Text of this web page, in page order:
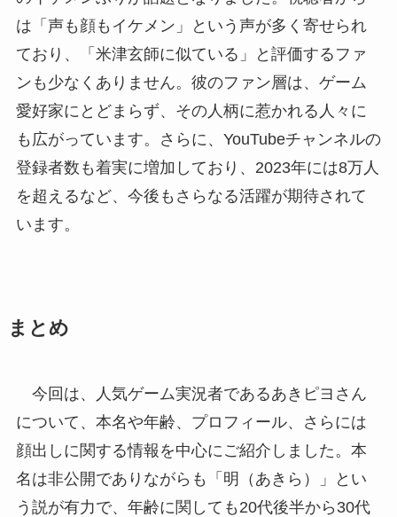
は「声も顔もイケメン」という声が多く寄せられ
ており、「米津玄師に似ている」と評価するファ
ンも少なくありません。彼のファン層は、ゲーム
愛好家にとどまらず、その人柄に惹かれる人々に
も広がっています。さらに、YouTubeチャンネルの
登録者数も着実に増加しており、2023年には8万人
を超えるなど、今後もさらなる活躍が期待されて
います。
まとめ
今回は、人気ゲーム実況者であるあきピヨさん
について、本名や年齢、プロフィール、さらには
顔出しに関する情報を中心にご紹介しました。本
名は非公開でありながらも「明（あきら）」とい
う説が有力で、年齢に関しても20代後半から30代